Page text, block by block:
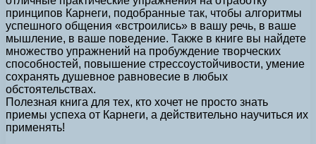
принципов Карнеги, подобранные так, чтобы алгоритмы
успешного общения «встроились» в вашу речь, в ваше
мышление, в ваше поведение. Также в книге вы найдете
множество упражнений на пробуждение творческих
способностей, повышение стрессоустойчивости, умение
сохранять душевное равновесие в любых
обстоятельствах.
Полезная книга для тех, кто хочет не просто знать
приемы успеха от Карнеги, а действительно научиться их
применять!